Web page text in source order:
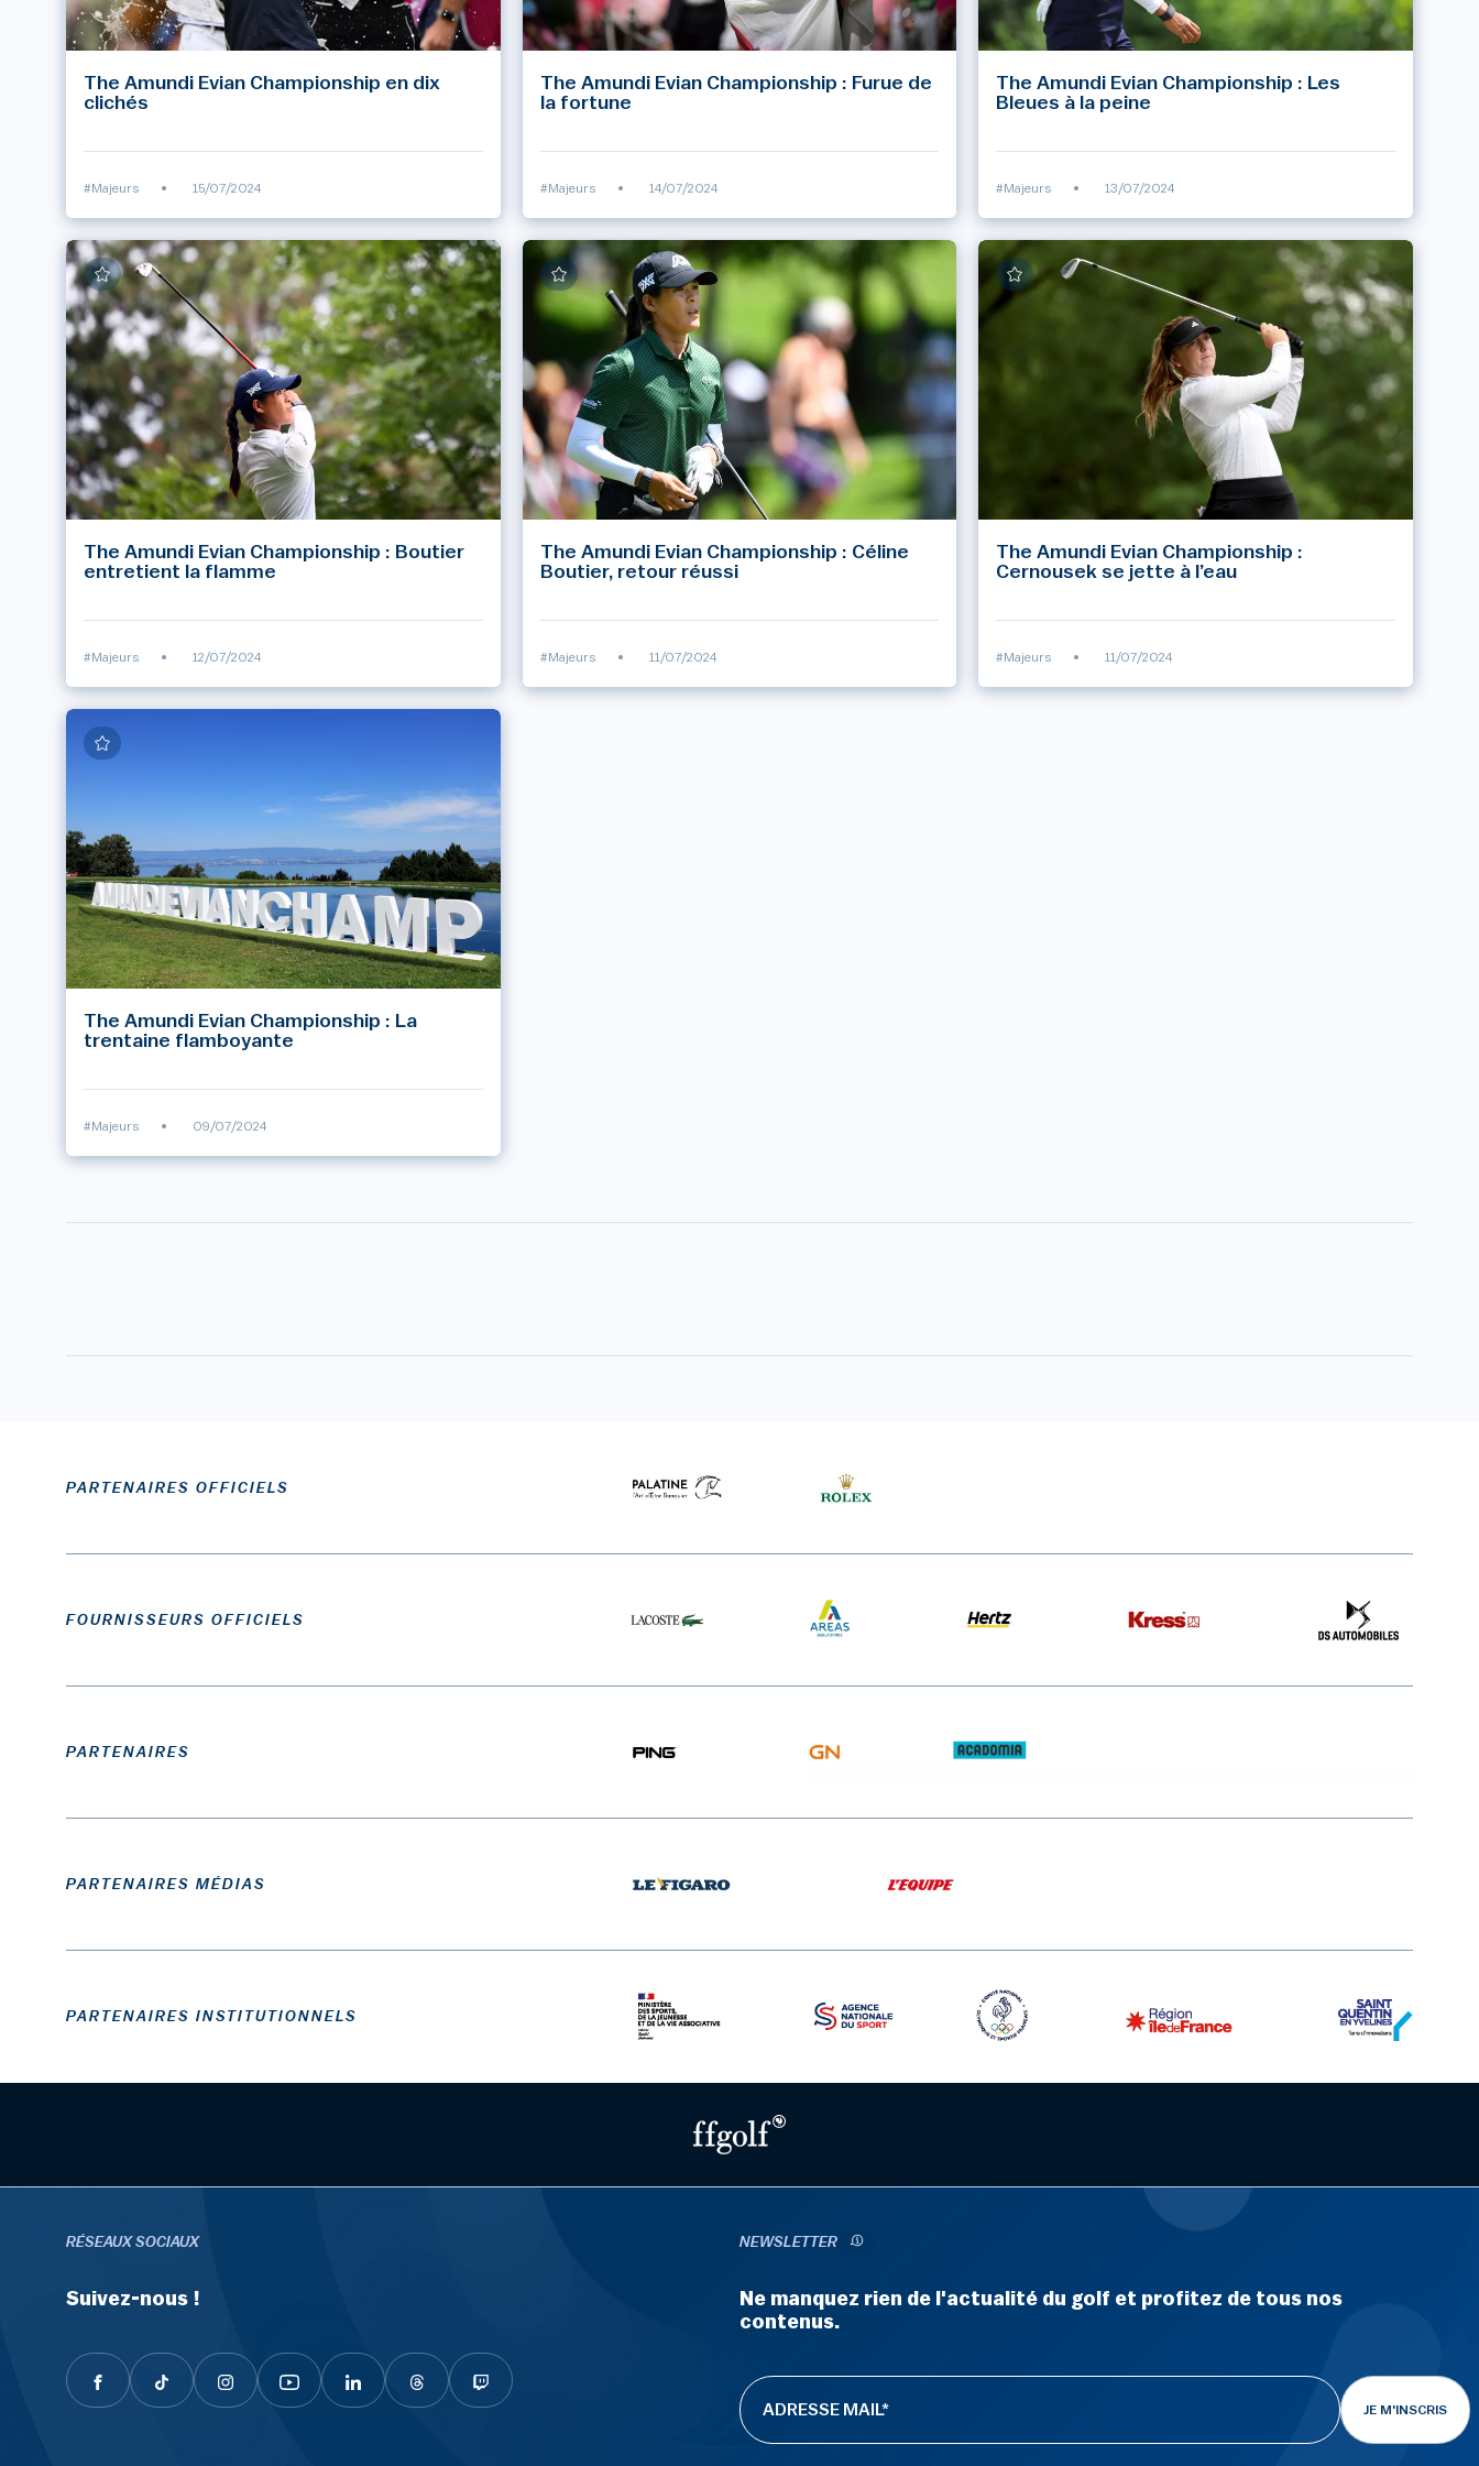
The Amundi Evian Championship en dix
clichés
#Majeurs • 15/07/2024
The Amundi Evian Championship : Furue de
la fortune
#Majeurs • 14/07/2024
The Amundi Evian Championship : Les
Bleues à la peine
#Majeurs • 13/07/2024
The Amundi Evian Championship : Boutier
entretient la flamme
#Majeurs • 12/07/2024
The Amundi Evian Championship : Céline
Boutier, retour réussi
#Majeurs • 11/07/2024
The Amundi Evian Championship :
Cernousek se jette à l’eau
#Majeurs • 11/07/2024
The Amundi Evian Championship : La
trentaine flamboyante
#Majeurs • 09/07/2024
PARTENAIRES OFFICIELS
FOURNISSEURS OFFICIELS
PARTENAIRES
PARTENAIRES MÉDIAS
PARTENAIRES INSTITUTIONNELS
RÉSEAUX SOCIAUX
Suivez-nous !
NEWSLETTER
Ne manquez rien de l'actualité du golf et profitez de tous nos
contenus.
JE M'INSCRIS